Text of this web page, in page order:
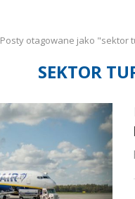
Posty otagowane jako "sektor
SEKTOR